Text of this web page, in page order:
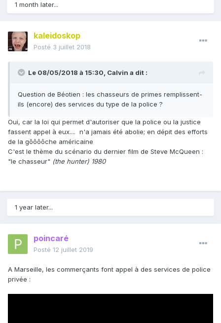
1 month later...
kaleidoskop
Posté 3 juillet 2018
Le 08/05/2018 à 15:30, Calvin a dit :
Question de Béotien : les chasseurs de primes remplissent-
ils (encore) des services du type de la police ?
Oui, car la loi qui permet d'autoriser que la police ou la justice
fassent appel à eux.... n'a jamais été abolie; en dépit des efforts
de la gôôôôche américaine
C'est le thème du scénario du dernier film de Steve McQueen :
"le chasseur" (the hunter) 1980
1 year later...
poincaré
Posté 12 juillet 2019
A Marseille, les commerçants font appel à des services de police
privée :